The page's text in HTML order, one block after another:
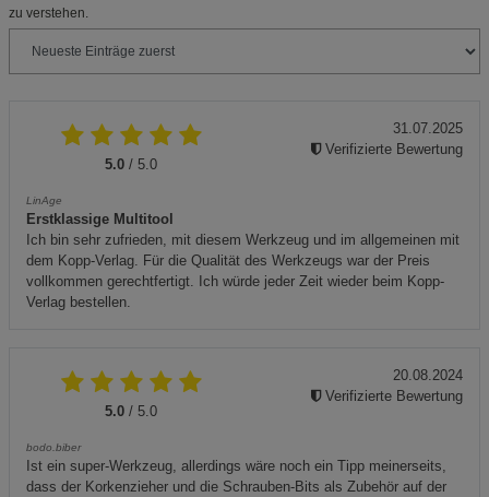
zu verstehen.
5.0 / 5.0
LinAge
Erstklassige Multitool
Ich bin sehr zufrieden, mit diesem Werkzeug und im allgemeinen mit
dem Kopp-Verlag. Für die Qualität des Werkzeugs war der Preis
vollkommen gerechtfertigt. Ich würde jeder Zeit wieder beim Kopp-
Verlag bestellen.
31.07.2025
Verifizierte Bewertung
5.0 / 5.0
bodo.biber
Ist ein super-Werkzeug, allerdings wäre noch ein Tipp meinerseits,
dass der Korkenzieher und die Schrauben-Bits als Zubehör auf der
20.08.2024
Verifizierte Bewertung